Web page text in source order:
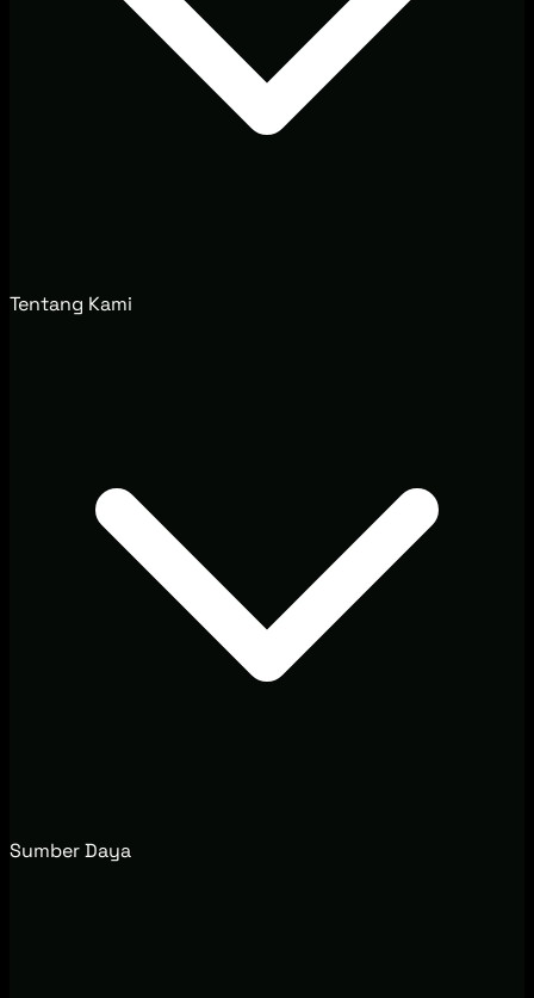
Tentang Kami
Sumber Daya